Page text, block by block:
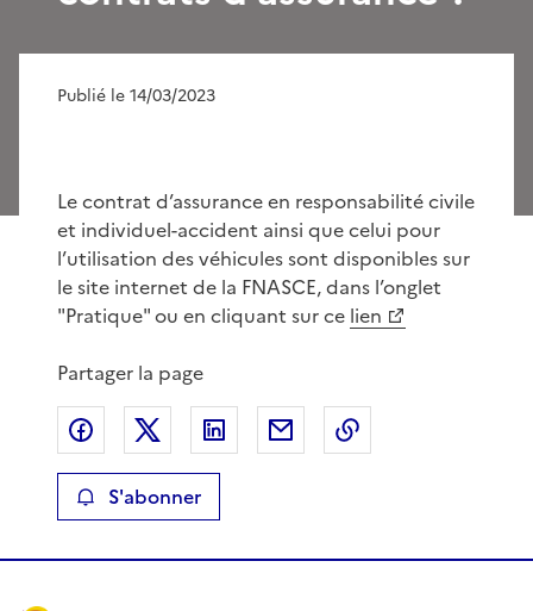
Publié le 14/03/2023
Le contrat d’assurance en responsabilité civile
et individuel-accident ainsi que celui pour
l’utilisation des véhicules sont disponibles sur
le site internet de la FNASCE, dans l’onglet
"Pratique" ou en cliquant sur ce lien
Partager la page
Partager sur Facebook
Partager sur XPartager sur LinkedIn
Partager par email
S'abonner